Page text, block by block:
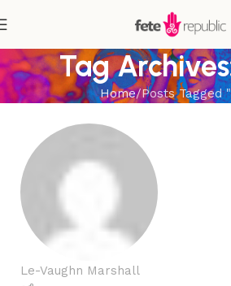
Tag
Home Posts Tagged
Le-Vaughn Marshall